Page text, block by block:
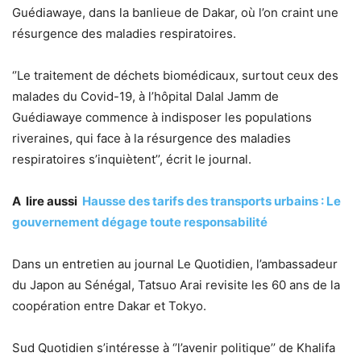
Guédiawaye, dans la banlieue de Dakar, où l’on craint une
résurgence des maladies respiratoires.
‘’Le traitement de déchets biomédicaux, surtout ceux des
malades du Covid-19, à l’hôpital Dalal Jamm de
Guédiawaye commence à indisposer les populations
riveraines, qui face à la résurgence des maladies
respiratoires s’inquiètent’’, écrit le journal.
A lire aussi Hausse des tarifs des transports urbains : Le
gouvernement dégage toute responsabilité
Dans un entretien au journal Le Quotidien, l’ambassadeur
du Japon au Sénégal, Tatsuo Arai revisite les 60 ans de la
coopération entre Dakar et Tokyo.
Sud Quotidien s’intéresse à ‘’l’avenir politique’’ de Khalifa